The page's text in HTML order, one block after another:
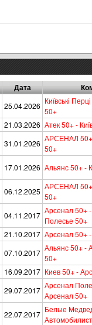
Дата
25.04.2026
Київські
50+
21.03.2026 Атeк 50+ -
31.01.2026
АРСЕНАЛ 50+
50+
17.01.2026 Альянс 50+ -
06.12.2025
АРСЕНАЛ 50+
50+
04.11.2017
Арсенал 50+
Полесье 50+
21.10.2017 Арсенал 50+
07.10.2017
Альянс 50+ -
50+
16.09.2017 Киев 50+ -
29.07.2017
Арсенал
Арсенал 50+
22.07.2017
Белые